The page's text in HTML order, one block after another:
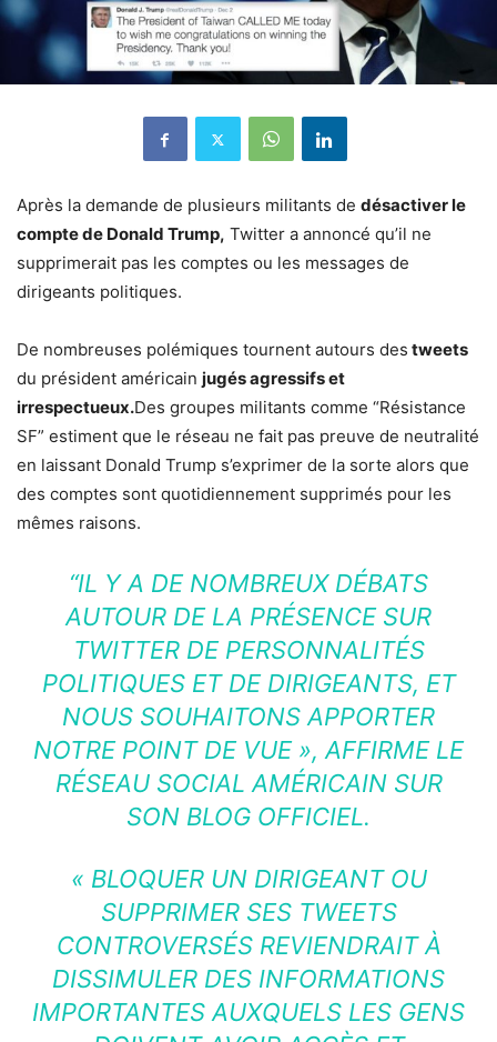
Après la demande de plusieurs militants de désactiver le
compte de Donald Trump, Twitter a annoncé qu’il ne
supprimerait pas les comptes ou les messages de
dirigeants politiques.
De nombreuses polémiques tournent autours des tweets
du président américain jugés agressifs et
irrespectueux.Des groupes militants comme “Résistance
SF” estiment que le réseau ne fait pas preuve de neutralité
en laissant Donald Trump s’exprimer de la sorte alors que
des comptes sont quotidiennement supprimés pour les
mêmes raisons.
“IL Y A DE NOMBREUX DÉBATS
AUTOUR DE LA PRÉSENCE SUR
TWITTER DE PERSONNALITÉS
POLITIQUES ET DE DIRIGEANTS, ET
NOUS SOUHAITONS APPORTER
NOTRE POINT DE VUE », AFFIRME LE
RÉSEAU SOCIAL AMÉRICAIN SUR
SON BLOG OFFICIEL.
« BLOQUER UN DIRIGEANT OU
SUPPRIMER SES TWEETS
CONTROVERSÉS REVIENDRAIT À
DISSIMULER DES INFORMATIONS
IMPORTANTES AUXQUELS LES GENS